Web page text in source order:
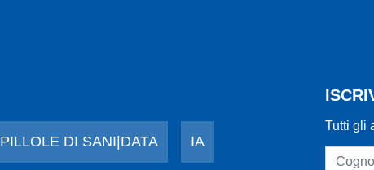
PILLOLE DI SANI|DATA IA
Tutti gli